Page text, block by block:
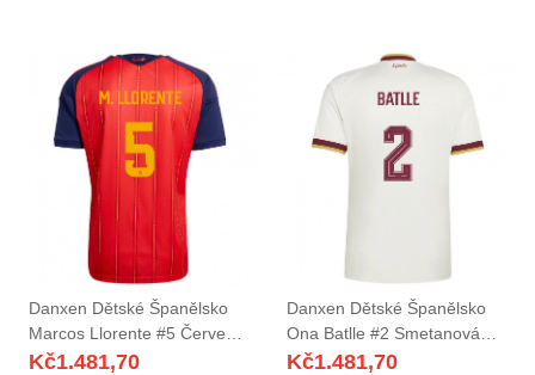
Danxen Dětské Španělsko
Marcos Llorente #5 Červená
Námořnická Žlutá Domů
Kč1.481,70
Danxen Dětské Španělsko
Ona Batlle #2 Smetanová
Vínová Daleko Hráčské
Kč1.481,70